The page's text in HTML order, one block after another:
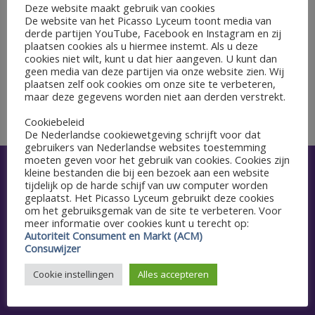
GEGEVENS
Datum:
3 april 2023
23:59 uur Deadline aanvragen HER TM4
(voorexamenklassen)
HER TM4
examenklassen
Snel naar
Aanmelden
Agenda
Schoolgids
Deze website maakt gebruik van cookies
De website van het Picasso Lyceum toont media van
derde partijen YouTube, Facebook en Instagram en zij
plaatsen cookies als u hiermee instemt. Als u deze
cookies niet wilt, kunt u dat hier aangeven. U kunt dan
geen media van deze partijen via onze website zien. Wij
plaatsen zelf ook cookies om onze site te verbeteren,
maar deze gegevens worden niet aan derden verstrekt.
Cookiebeleid
De Nederlandse cookiewetgeving schrijft voor dat
gebruikers van Nederlandse websites toestemming
moeten geven voor het gebruik van cookies. Cookies zijn
kleine bestanden die bij een bezoek aan een website
tijdelijk op de harde schijf van uw computer worden
geplaatst. Het Picasso Lyceum gebruikt deze cookies
om het gebruiksgemak van de site te verbeteren. Voor
meer informatie over cookies kunt u terecht op:
Autoriteit Consument en Markt (ACM)
Consuwijzer
Cookie instellingen Alles accepteren